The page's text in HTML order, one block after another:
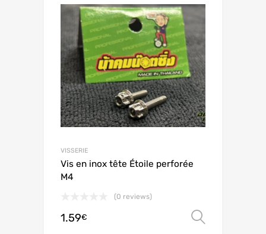
VISSERIE
Vis en inox tête Étoile perforée
M4
(0 reviews)
1.59€